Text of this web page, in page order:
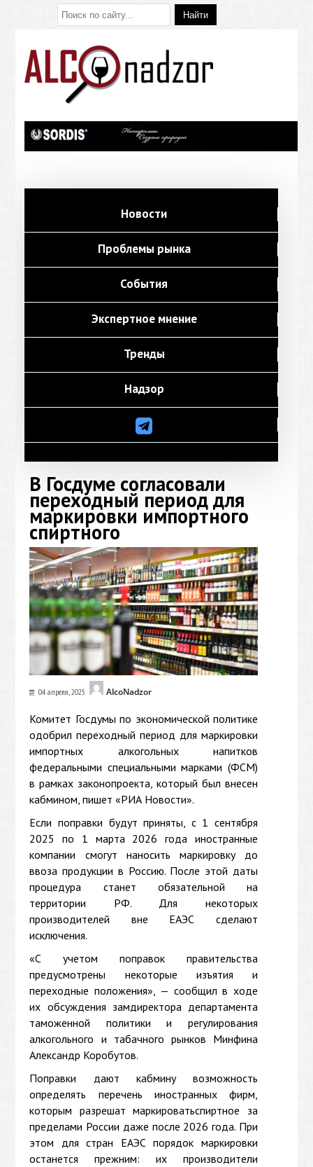
Новости
Проблемы рынка
События
Экспертное мнение
Тренды
Надзор
В Госдуме согласовали
переходный период для
маркировки импортного
спиртного
04 апреля, 2025 AlcoNadzor
Комитет Госдумы по экономической политике
одобрил переходный период для маркировки
импортных алкогольных напитков
федеральными специальными марками (ФСМ)
в рамках законопроекта, который был внесен
кабмином, пишет «РИА Новости».
Если поправки будут приняты, с 1 сентября
2025 по 1 марта 2026 года иностранные
компании смогут наносить маркировку до
ввоза продукции в Россию. После этой даты
процедура станет обязательной на
территории РФ. Для некоторых
производителей вне ЕАЭС сделают
исключения.
«С учетом поправок правительства
предусмотрены некоторые изъятия и
переходные положения», — сообщил в ходе
их обсуждения замдиректора департамента
таможенной политики и регулирования
алкогольного и табачного рынков Минфина
Александр Коробутов.
Поправки дают кабмину возможность
определять перечень иностранных фирм,
которым разрешат маркироватьспиртное за
пределами России даже после 2026 года. При
этом для стран ЕАЭС порядок маркировки
останется прежним: их производители